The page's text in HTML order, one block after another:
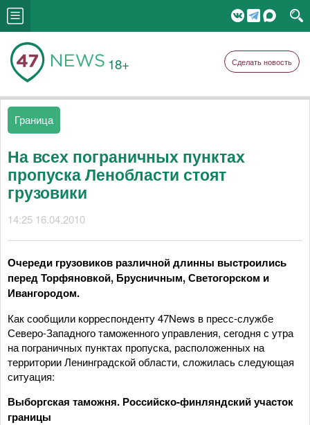
18+ Сделать новость
Граница
На всех пограничных пунктах
пропуска Ленобласти стоят
грузовики
14:25 16.04.2010
Очереди грузовиков различной длинны выстроились
перед Торфяновкой, Брусничным, Светогорском и
Ивангородом.
Как сообщили корреспонденту 47News в пресс-службе
Северо-Западного таможенного управления, сегодня с утра
на пограничных пунктах пропуска, расположенных на
территории Ленинградской области, сложилась следующая
ситуация:
Выборгская таможня. Российско-финляндский участок
границы